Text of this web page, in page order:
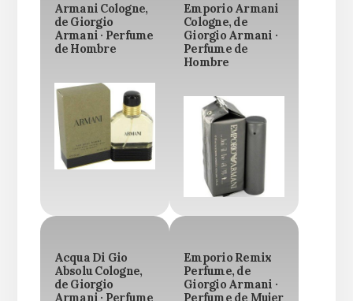
Armani Cologne,
de Giorgio
Armani · Perfume
de Hombre
Emporio Armani
Cologne, de
Giorgio Armani ·
Perfume de
Hombre
Acqua Di Gio
Absolu Cologne,
de Giorgio
Armani · Perfume
Emporio Remix
Perfume, de
Giorgio Armani ·
Perfume de Mujer